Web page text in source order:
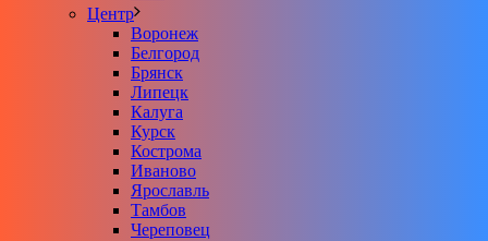
Центр
Воронеж
Белгород
Брянск
Липецк
Калуга
Курск
Кострома
Иваново
Ярославль
Тамбов
Череповец